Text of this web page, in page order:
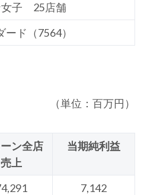
女子 25店舗
ド（7564）
（単位：百万円）
ン全店
売上
当期純利益
7,142